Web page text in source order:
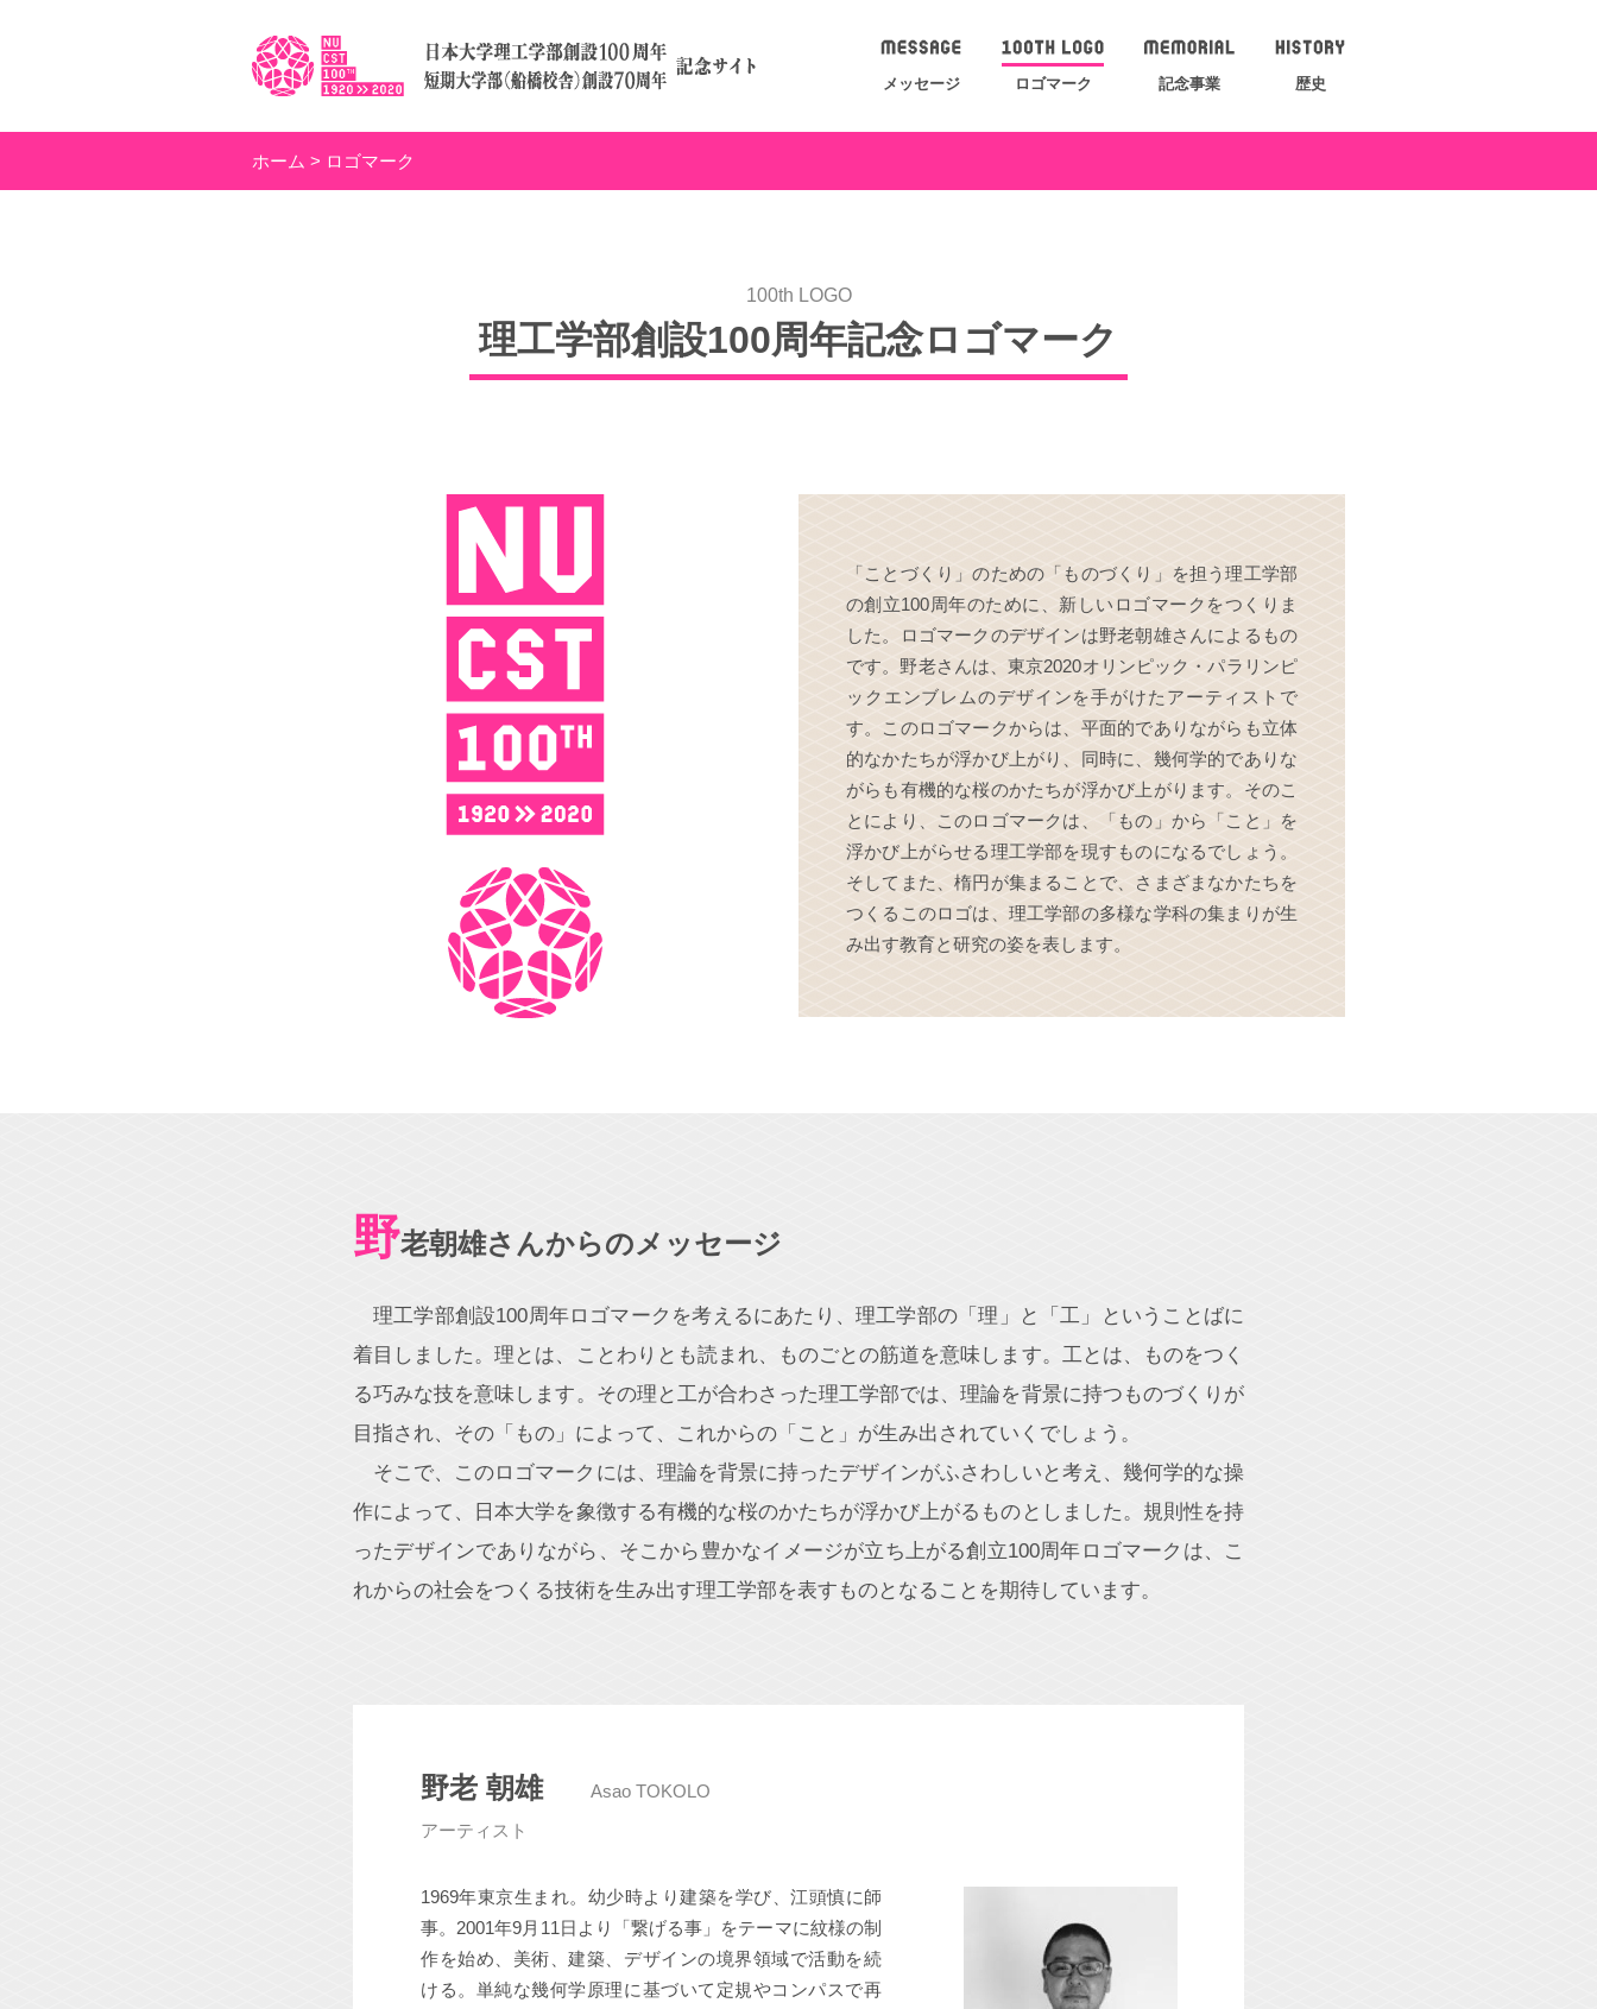
メッセージ ロゴマーク 記念事業 歴史
ホーム > ロゴマーク
100th LOGO
理工学部創設100周年記念ロゴマーク
「ことづくり」のための「ものづくり」を担う理工学部
の創立100周年のために、新しいロゴマークをつくりま
した。ロゴマークのデザインは野老朝雄さんによるもの
です。野老さんは、東京2020オリンピック・パラリンピ
ックエンブレムのデザインを手がけたアーティストで
す。このロゴマークからは、平面的でありながらも立体
的なかたちが浮かび上がり、同時に、幾何学的でありな
がらも有機的な桜のかたちが浮かび上がります。そのこ
とにより、このロゴマークは、「もの」から「こと」を
浮かび上がらせる理工学部を現すものになるでしょう。
そしてまた、楕円が集まることで、さまざまなかたちを
つくるこのロゴは、理工学部の多様な学科の集まりが生
み出す教育と研究の姿を表します。
野老朝雄さんからのメッセージ
理工学部創設100周年ロゴマークを考えるにあたり、理工学部の「理」と「工」ということばに
着目しました。理とは、ことわりとも読まれ、ものごとの筋道を意味します。工とは、ものをつく
る巧みな技を意味します。その理と工が合わさった理工学部では、理論を背景に持つものづくりが
目指され、その「もの」によって、これからの「こと」が生み出されていくでしょう。
そこで、このロゴマークには、理論を背景に持ったデザインがふさわしいと考え、幾何学的な操
作によって、日本大学を象徴する有機的な桜のかたちが浮かび上がるものとしました。規則性を持
ったデザインでありながら、そこから豊かなイメージが立ち上がる創立100周年ロゴマークは、こ
れからの社会をつくる技術を生み出す理工学部を表すものとなることを期待しています。
野老 朝雄
Asao TOKOLO
アーティスト
1969年東京生まれ。幼少時より建築を学び、江頭慎に師
事。2001年9月11日より「繋げる事」をテーマに紋様の制
作を始め、美術、建築、デザインの境界領域で活動を続
ける。単純な幾何学原理に基づいて定規やコンパスで再